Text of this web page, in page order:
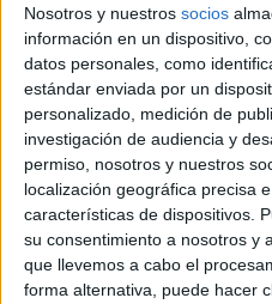
Nosotros y nuestros socios
información en un dispositivo,
datos personales, como
estándar enviada por un
personalizado, medición de
investigación de audiencia y
permiso, nosotros y nuestros
localización geográfica precisa
características de dispositivos.
su consentimiento a nosotros y
que llevemos a cabo el
forma alternativa, puede hacer
Comunidad:
País Vasco
Año del examen:
2013
Mes de examen:
Junio
Asignatura:
Filosofía
Descripción del fichero:
Examen y criterios de corrección
Fichero Examen:
ex-men-selectividad-filosof-